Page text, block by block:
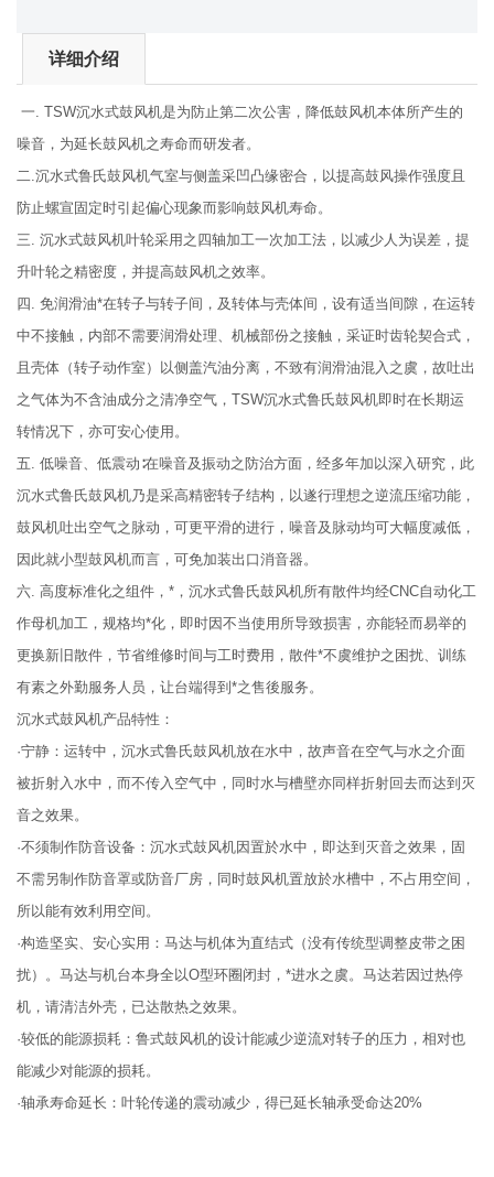
详细介绍
一. TSW沉水式鼓风机是为防止第二次公害，降低鼓风机本体所产生的
噪音，为延长鼓风机之寿命而研发者。
二.沉水式鲁氏鼓风机气室与侧盖采凹凸缘密合，以提高鼓风操作强度且
防止螺宣固定时引起偏心现象而影响鼓风机寿命。
三. 沉水式鼓风机叶轮采用之四轴加工一次加工法，以减少人为误差，提
升叶轮之精密度，并提高鼓风机之效率。
四. 免润滑油*在转子与转子间，及转体与壳体间，设有适当间隙，在运转
中不接触，内部不需要润滑处理、机械部份之接触，采证时齿轮契合式，
且壳体（转子动作室）以侧盖汽油分离，不致有润滑油混入之虞，故吐出
之气体为不含油成分之清净空气，TSW沉水式鲁氏鼓风机即时在长期运
转情况下，亦可安心使用。
五. 低噪音、低震动∶在噪音及振动之防治方面，经多年加以深入研究，此
沉水式鲁氏鼓风机乃是采高精密转子结构，以遂行理想之逆流压缩功能，
鼓风机吐出空气之脉动，可更平滑的进行，噪音及脉动均可大幅度减低，
因此就小型鼓风机而言，可免加装出口消音器。
六. 高度标准化之组件，*，沉水式鲁氏鼓风机所有散件均经CNC自动化工
作母机加工，规格均*化，即时因不当使用所导致损害，亦能轻而易举的
更换新旧散件，节省维修时间与工时费用，散件*不虞维护之困扰、训练
有素之外勤服务人员，让台端得到*之售後服务。
沉水式鼓风机产品特性：
·宁静：运转中，沉水式鲁氏鼓风机放在水中，故声音在空气与水之介面
被折射入水中，而不传入空气中，同时水与槽壁亦同样折射回去而达到灭
音之效果。
·不须制作防音设备：沉水式鼓风机因置於水中，即达到灭音之效果，固
不需另制作防音罩或防音厂房，同时鼓风机置放於水槽中，不占用空间，
所以能有效利用空间。
·构造坚实、安心实用：马达与机体为直结式（没有传统型调整皮带之困
扰）。马达与机台本身全以O型环圈闭封，*进水之虞。马达若因过热停
机，请清洁外壳，已达散热之效果。
·较低的能源损耗：鲁式鼓风机的设计能减少逆流对转子的压力，相对也
能减少对能源的损耗。
·轴承寿命延长：叶轮传递的震动减少，得已延长轴承受命达20%